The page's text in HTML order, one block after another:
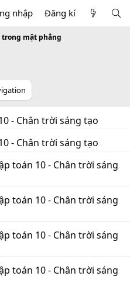
nhập Đăng kí
mặt phẳng
- Chân trời sáng tạo
- Chân trời sáng tạo
toán 10 - Chân trời sáng
toán 10 - Chân trời sáng
toán 10 - Chân trời sáng
toán 10 - Chân trời sáng